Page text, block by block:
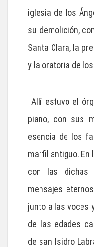
iglesia de los
su demolición,
Santa Clara, la
y la oratoria de
Allí estuvo el
piano, con sus
esencia de los
marfil antiguo. En
con las dichas
mensajes
junto a las voces
de las edades
de san Isidro